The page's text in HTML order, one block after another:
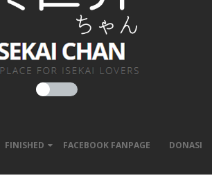
FINISHED FACEBOOK FANPAGE DONASI